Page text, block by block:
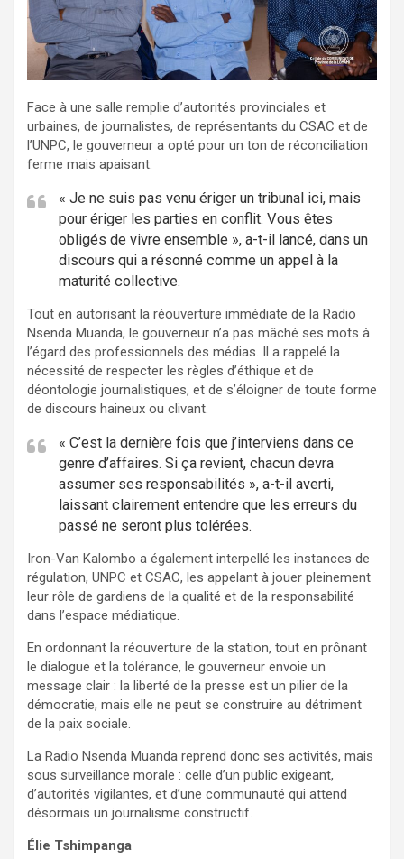
Face à une salle remplie d’autorités provinciales et
urbaines, de journalistes, de représentants du CSAC et de
l’UNPC, le gouverneur a opté pour un ton de réconciliation
ferme mais apaisant.
« Je ne suis pas venu ériger un tribunal ici, mais
pour ériger les parties en conflit. Vous êtes
obligés de vivre ensemble », a-t-il lancé, dans un
discours qui a résonné comme un appel à la
maturité collective.
Tout en autorisant la réouverture immédiate de la Radio
Nsenda Muanda, le gouverneur n’a pas mâché ses mots à
l’égard des professionnels des médias. Il a rappelé la
nécessité de respecter les règles d’éthique et de
déontologie journalistiques, et de s’éloigner de toute forme
de discours haineux ou clivant.
« C’est la dernière fois que j’interviens dans ce
genre d’affaires. Si ça revient, chacun devra
assumer ses responsabilités », a-t-il averti,
laissant clairement entendre que les erreurs du
passé ne seront plus tolérées.
Iron-Van Kalombo a également interpellé les instances de
régulation, UNPC et CSAC, les appelant à jouer pleinement
leur rôle de gardiens de la qualité et de la responsabilité
dans l’espace médiatique.
En ordonnant la réouverture de la station, tout en prônant
le dialogue et la tolérance, le gouverneur envoie un
message clair : la liberté de la presse est un pilier de la
démocratie, mais elle ne peut se construire au détriment
de la paix sociale.
La Radio Nsenda Muanda reprend donc ses activités, mais
sous surveillance morale : celle d’un public exigeant,
d’autorités vigilantes, et d’une communauté qui attend
désormais un journalisme constructif.
Élie Tshimpanga